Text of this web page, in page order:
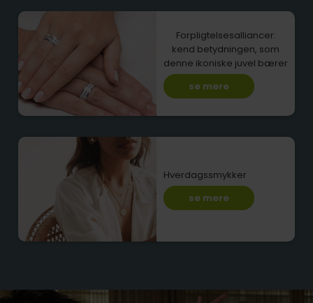
Forpligtelsesalliancer:
kend betydningen, som
denne ikoniske juvel bærer
se mere
Hverdagssmykker
se mere